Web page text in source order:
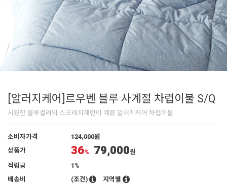
[알러지케어]르우벤 블루 사계절 차렵이불 S/Q
시원한 블루컬러의 스크레치패턴이 예쁜 알러지케어 차렵이불
소비자가격 124,000원
상품가
36% 79,000원
적립금
1%
배송비
(조건) 지역별